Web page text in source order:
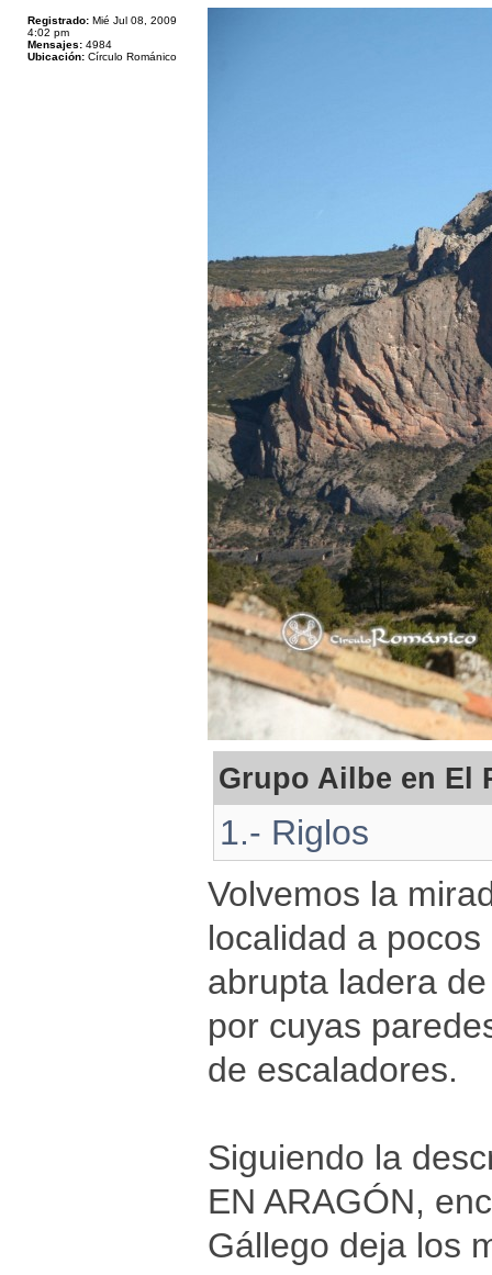
Registrado: Mié Jul 08, 2009
4:02 pm
Mensajes: 4984
Ubicación: Círculo Románico
Grupo Ailbe en El
1.- Riglos
Volvemos la
localidad a
abrupta ladera
por cuyas
de escaladores.
Siguiendo la
EN ARAGÓN,
Gállego deja los